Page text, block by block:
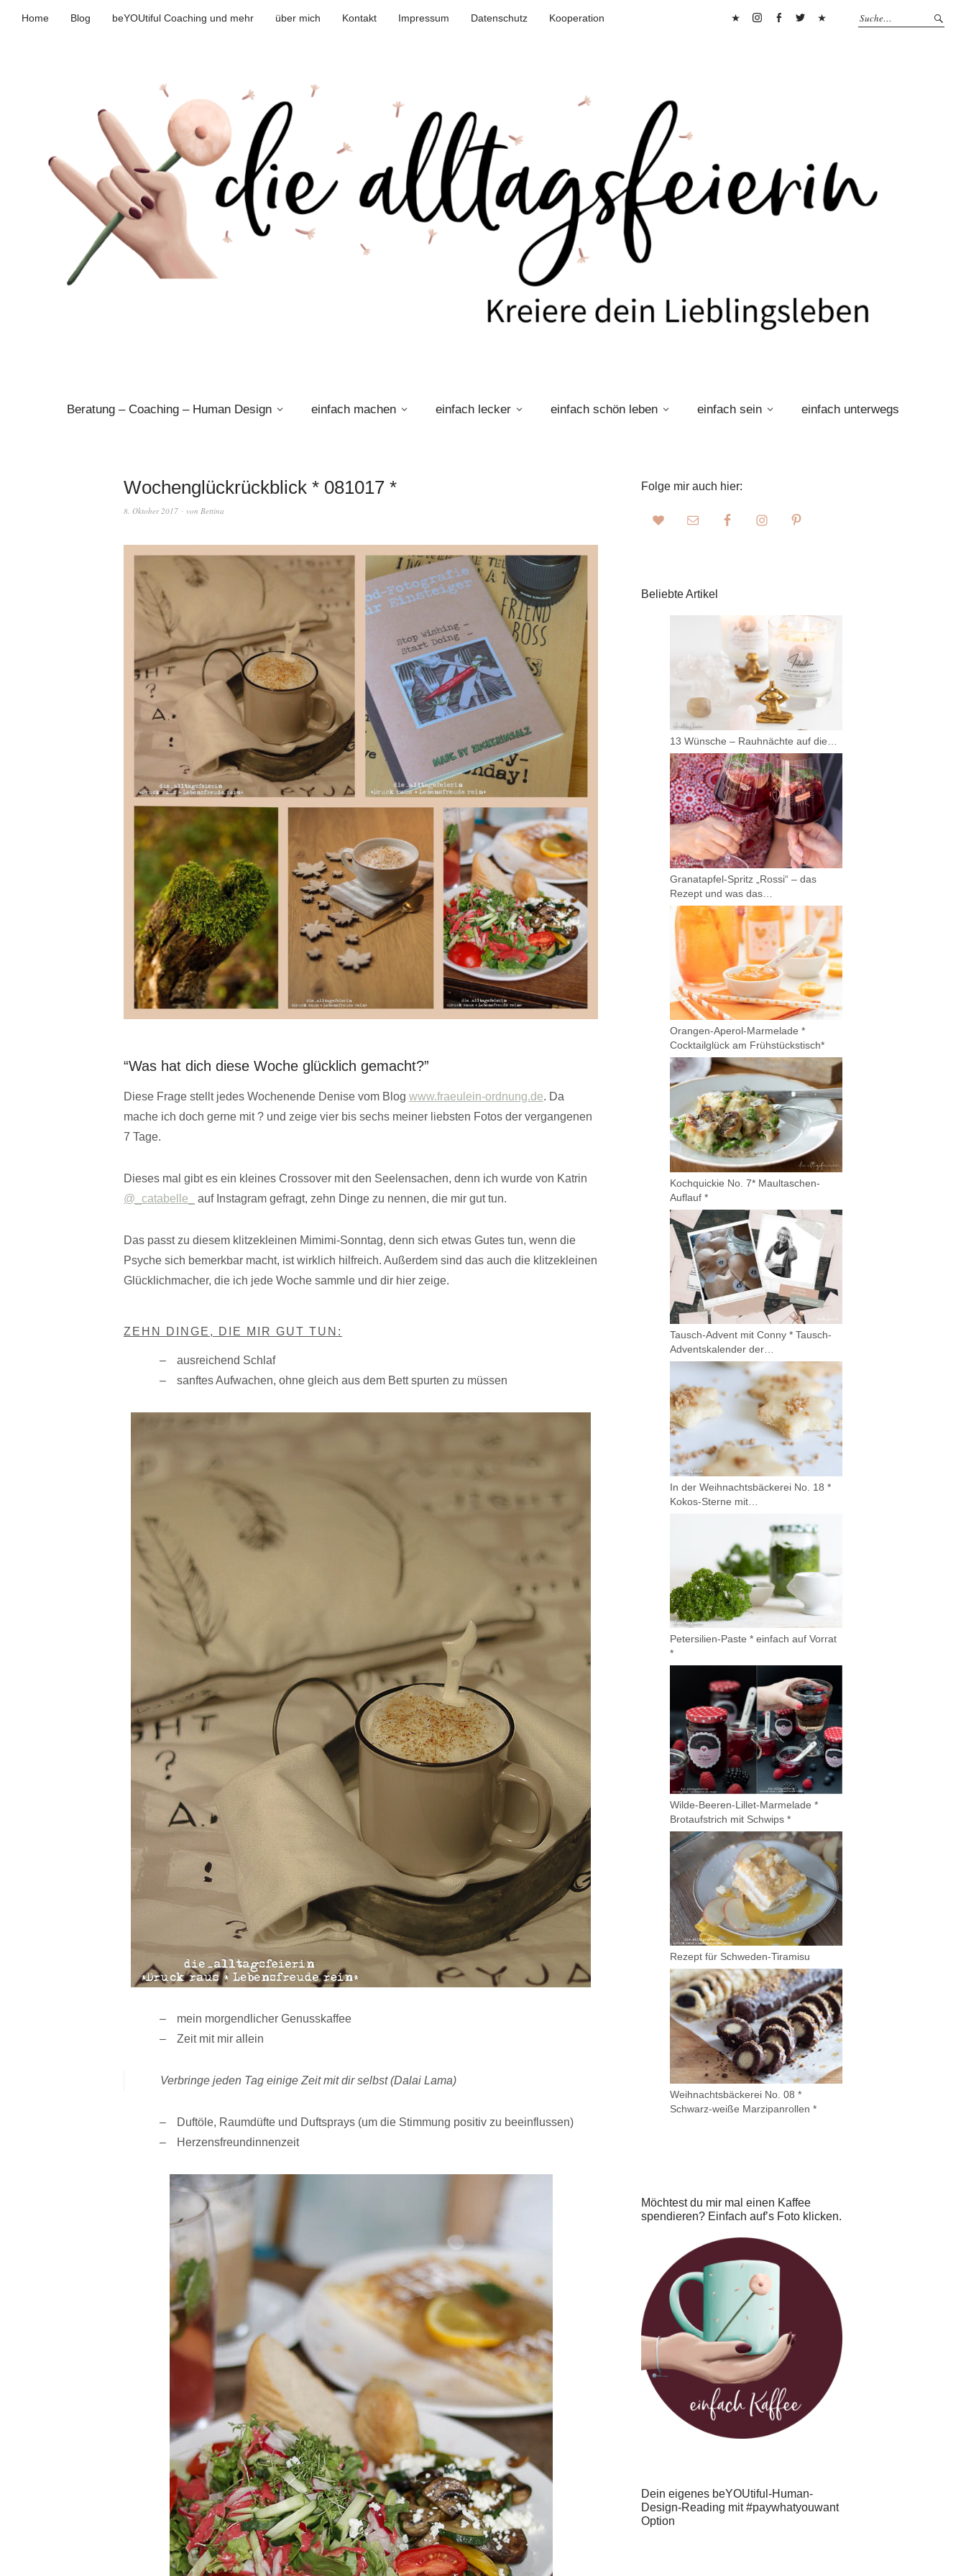
Home Blog beYOUtiful Coaching und mehr über mich Kontakt Impressum Datenschutz
Kooperation
Beratung – Coaching – Human Design einfach machen einfach lecker einfach schön leben einfach sein einfach unterwegs
Wochenglückrückblick * 081017 *
8. Oktober 2017 von Bettina
“Was hat dich diese Woche glücklich gemacht?”
Diese Frage stellt jedes Wochenende Denise vom Blog www.fraeulein-ordnung.de. Da
mache ich doch gerne mit ? und zeige vier bis sechs meiner liebsten Fotos der vergangenen
7 Tage.
Dieses mal gibt es ein kleines Crossover mit den Seelensachen, denn ich wurde von Katrin
@_catabelle_
auf Instagram gefragt, zehn Dinge zu nennen, die mir gut tun.
Das passt zu diesem klitzekleinen Mimimi-Sonntag, denn sich etwas Gutes tun, wenn die
Psyche sich bemerkbar macht, ist wirklich hilfreich. Außerdem sind das auch die klitzekleinen
Glücklichmacher, die ich jede Woche sammle und dir hier zeige.
ZEHN DINGE, DIE MIR GUT TUN:
ausreichend Schlaf
sanftes Aufwachen, ohne gleich aus dem Bett spurten zu müssen
mein morgendlicher Genusskaffee
Zeit mit mir allein
Verbringe jeden Tag einige Zeit mit dir selbst (Dalai Lama)
Duftöle, Raumdüfte und Duftsprays (um die Stimmung positiv zu beeinflussen)
Herzensfreundinnenzeit
Folge mir auch hier:
Beliebte Artikel
13 Wünsche – Rauhnächte auf die…
Granatapfel-Spritz „Rossi“ – das
Rezept und was das…
Orangen-Aperol-Marmelade *
Cocktailglück am Frühstückstisch*
Kochquickie No. 7* Maultaschen-
Auflauf *
Tausch-Advent mit Conny * Tausch-
Adventskalender der…
In der Weihnachtsbäckerei No. 18 *
Kokos-Sterne mit…
Petersilien-Paste * einfach auf Vorrat
*
Wilde-Beeren-Lillet-Marmelade *
Brotaufstrich mit Schwips *
Rezept für Schweden-Tiramisu
Weihnachtsbäckerei No. 08 *
Schwarz-weiße Marzipanrollen *
Möchtest du mir mal einen Kaffee
spendieren? Einfach auf’s Foto klicken.
Dein eigenes beYOUtiful-Human-
Design-Reading mit #paywhatyouwant
Option